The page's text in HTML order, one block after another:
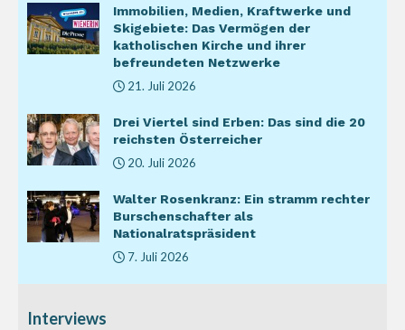
Immobilien, Medien, Kraftwerke und
Skigebiete: Das Vermögen der
katholischen Kirche und ihrer
befreundeten Netzwerke
21. Juli 2026
Drei Viertel sind Erben: Das sind die 20
reichsten Österreicher
20. Juli 2026
Walter Rosenkranz: Ein stramm rechter
Burschenschafter als
Nationalratspräsident
7. Juli 2026
Interviews